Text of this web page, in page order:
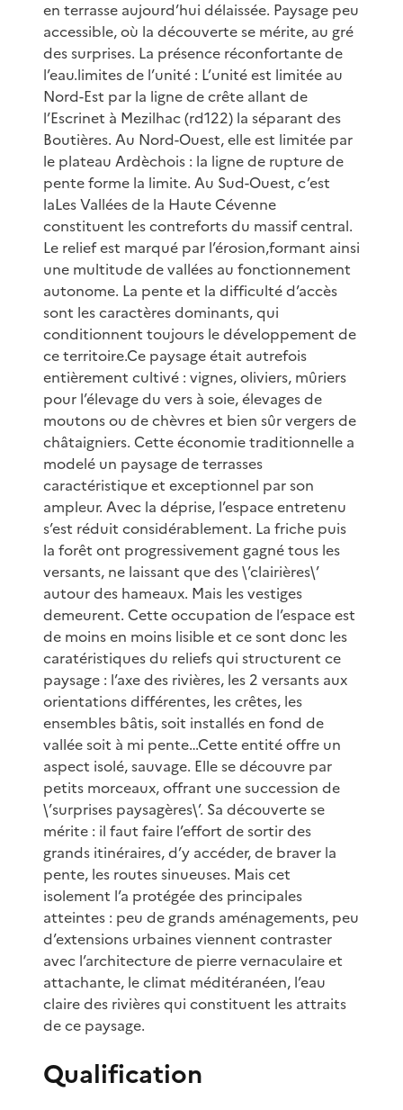
en terrasse aujourd’hui délaissée. Paysage peu
accessible, où la découverte se mérite, au gré
des surprises. La présence réconfortante de
l’eau.limites de l’unité : L’unité est limitée au
Nord-Est par la ligne de crête allant de
l’Escrinet à Mezilhac (rd122) la séparant des
Boutières. Au Nord-Ouest, elle est limitée par
le plateau Ardèchois : la ligne de rupture de
pente forme la limite. Au Sud-Ouest, c’est
laLes Vallées de la Haute Cévenne
constituent les contreforts du massif central.
Le relief est marqué par l’érosion,formant ainsi
une multitude de vallées au fonctionnement
autonome. La pente et la difficulté d’accès
sont les caractères dominants, qui
conditionnent toujours le développement de
ce territoire.Ce paysage était autrefois
entièrement cultivé : vignes, oliviers, mûriers
pour l’élevage du vers à soie, élevages de
moutons ou de chèvres et bien sûr vergers de
châtaigniers. Cette économie traditionnelle a
modelé un paysage de terrasses
caractéristique et exceptionnel par son
ampleur. Avec la déprise, l’espace entretenu
s’est réduit considérablement. La friche puis
la forêt ont progressivement gagné tous les
versants, ne laissant que des \’clairières\’
autour des hameaux. Mais les vestiges
demeurent. Cette occupation de l’espace est
de moins en moins lisible et ce sont donc les
caratéristiques du reliefs qui structurent ce
paysage : l’axe des rivières, les 2 versants aux
orientations différentes, les crêtes, les
ensembles bâtis, soit installés en fond de
vallée soit à mi pente…Cette entité offre un
aspect isolé, sauvage. Elle se découvre par
petits morceaux, offrant une succession de
\’surprises paysagères\’. Sa découverte se
mérite : il faut faire l’effort de sortir des
grands itinéraires, d’y accéder, de braver la
pente, les routes sinueuses. Mais cet
isolement l’a protégée des principales
atteintes : peu de grands aménagements, peu
d’extensions urbaines viennent contraster
avec l’architecture de pierre vernaculaire et
attachante, le climat méditéranéen, l’eau
claire des rivières qui constituent les attraits
de ce paysage.
Qualification